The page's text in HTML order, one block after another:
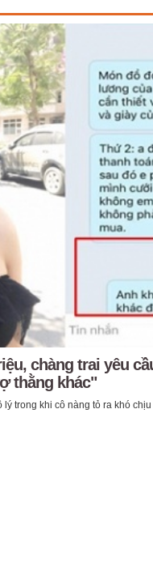
chàng trai yêu
thằng khác"
trong khi cô nàng tỏ ra khó